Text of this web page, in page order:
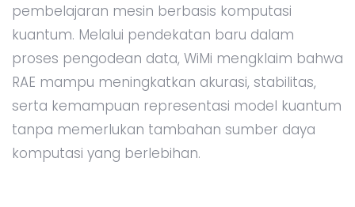
pembelajaran mesin berbasis komputasi
kuantum. Melalui pendekatan baru dalam
proses pengodean data, WiMi mengklaim bahwa
RAE mampu meningkatkan akurasi, stabilitas,
serta kemampuan representasi model kuantum
tanpa memerlukan tambahan sumber daya
komputasi yang berlebihan.